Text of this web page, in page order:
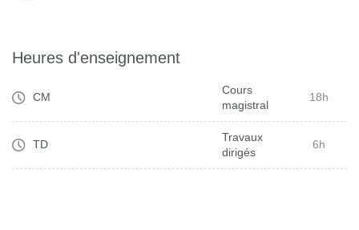
Heures d'enseignement
CM
Cours
magistral
18h
TD
Travaux
dirigés
6h